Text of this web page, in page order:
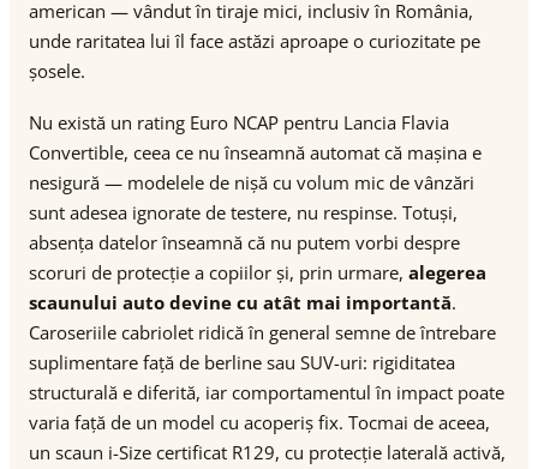
american — vândut în tiraje mici, inclusiv în România,
unde raritatea lui îl face astăzi aproape o curiozitate pe
șosele.
Nu există un rating Euro NCAP pentru Lancia Flavia
Convertible, ceea ce nu înseamnă automat că mașina e
nesigură — modelele de nișă cu volum mic de vânzări
sunt adesea ignorate de testere, nu respinse. Totuși,
absența datelor înseamnă că nu putem vorbi despre
scoruri de protecție a copiilor și, prin urmare, alegerea
scaunului auto devine cu atât mai importantă.
Caroseriile cabriolet ridică în general semne de întrebare
suplimentare față de berline sau SUV-uri: rigiditatea
structurală e diferită, iar comportamentul în impact poate
varia față de un model cu acoperiș fix. Tocmai de aceea,
un scaun i-Size certificat R129, cu protecție laterală activă,